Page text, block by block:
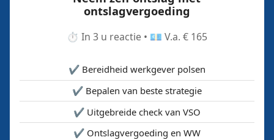
ontslagvergoeding
⏱️ In 3 u reactie • 💶 V.a. € 165
✔️ Bereidheid werkgever polsen
✔️ Bepalen van beste strategie
✔️ Uitgebreide check van VSO
✔️ Ontslagvergoeding en WW